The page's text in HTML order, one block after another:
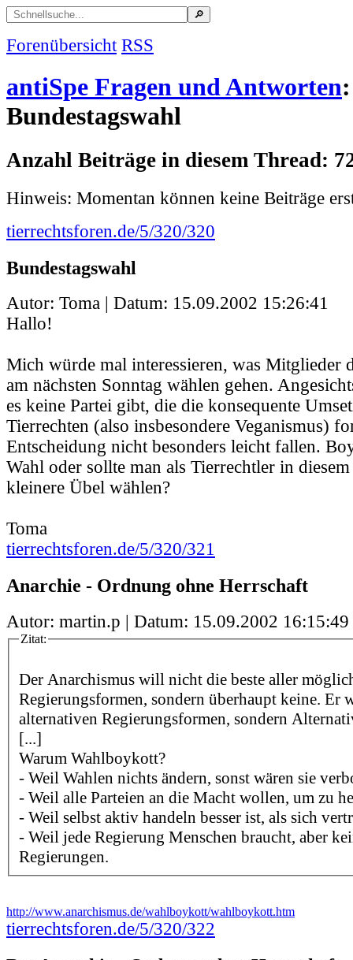
Forenübersicht RSS
antiSpe Fragen und Antworten:
Bundestagswahl
Anzahl Beiträge in diesem Thread:
Hinweis: Momentan können keine Beiträge
tierrechtsforen.de/5/320/320
Bundestagswahl
Autor: Toma | Datum: 15.09.2002 15:26:41
Hallo!
Mich würde mal interessieren, was Mitglieder
am nächsten Sonntag wählen gehen.
es keine Partei gibt, die die konsequente
Tierrechten (also insbesondere Veganismus)
Entscheidung nicht besonders leicht fallen.
Wahl oder sollte man als Tierrechtler in
kleinere Übel wählen?
Toma
tierrechtsforen.de/5/320/321
Anarchie - Ordnung ohne Herrschaft
Autor: martin.p | Datum: 15.09.2002 16:15:49
Zitat:
Der Anarchismus will nicht die beste aller
Regierungsformen, sondern überhaupt keine. Er
alternativen Regierungsformen, sondern
[...]
Warum Wahlboykott?
- Weil Wahlen nichts ändern, sonst wären sie
- Weil alle Parteien an die Macht wollen, um zu
- Weil selbst aktiv handeln besser ist, als sich
- Weil jede Regierung Menschen braucht, aber
Regierungen.
http://www.anarchismus.de/wahlboykott/wahlboykott.htm
tierrechtsforen.de/5/320/322